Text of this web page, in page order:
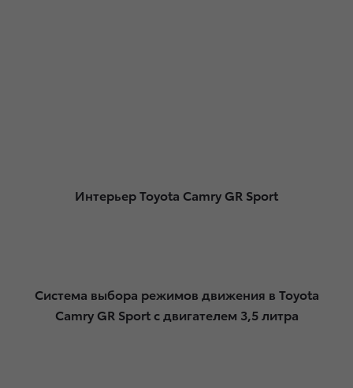
Интерьер Toyota Camry GR Sport
Система выбора режимов движения в Toyota
Camry GR Sport с двигателем 3,5 литра